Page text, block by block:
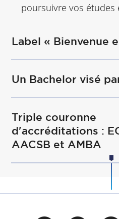
poursuivre vos études
Label « Bienvenue
Un Bachelor visé
Triple couronne
d'accréditations :
AACSB et AMBA